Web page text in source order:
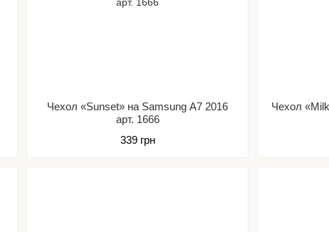
Чехол «Sunset» на Samsung A7 2016
арт. 1666
339 грн
Чехол